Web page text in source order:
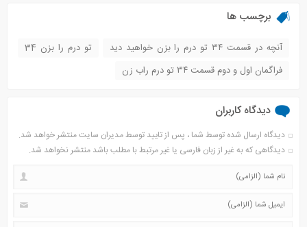
برچسب ها
آنچه در قسمت ۳۴ تو درم را بزن خواهید دید
تو درم را بزن 34
فراگمان اول و دوم قسمت ۳۴ تو درم راب زن
دیدگاه کاربران
دیدگاه ارسال شده توسط شما ، پس از تایید توسط مدیران سایت منتشر خواهد شد.
دیدگاهی که به غیر از زبان فارسی یا غیر مرتبط با مطلب باشد منتشر نخواهد شد.